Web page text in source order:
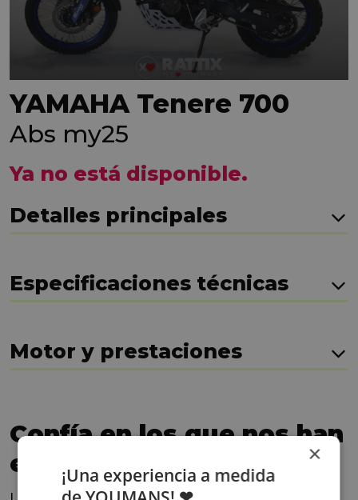
YAMAHA Tenere 700
Abs my25
Ya no está disponible.
Detalles principales
Especificaciones técnicas
Motor y prestaciones
Confía en los que nos han
elegido
×
¡Una experiencia a medida